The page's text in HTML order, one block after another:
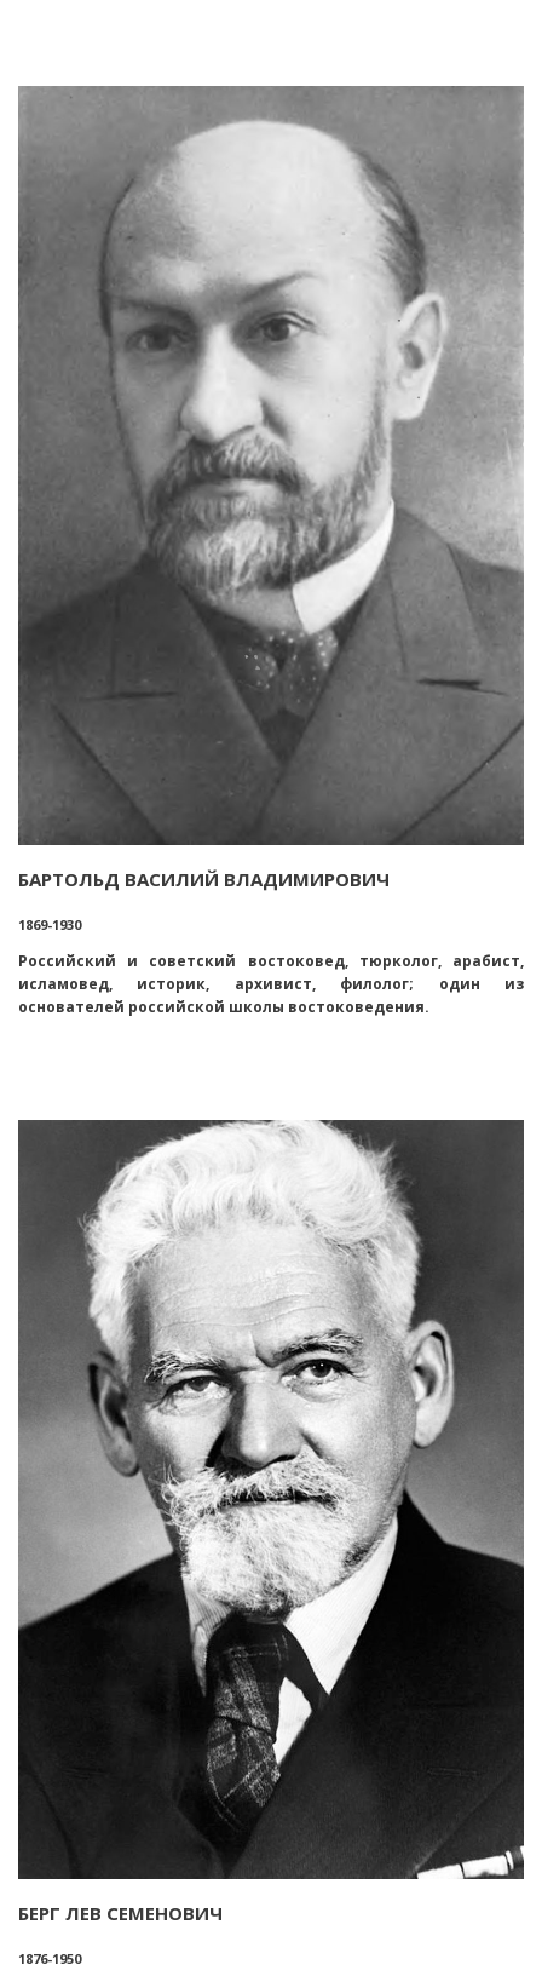
БАРТОЛЬД ВАСИЛИЙ ВЛАДИМИРОВИЧ
1869-1930
Российский и советский востоковед, тюрколог, арабист,
исламовед, историк, архивист, филолог; один из
основателей российской школы востоковедения.
БЕРГ ЛЕВ СЕМЕНОВИЧ
1876-1950